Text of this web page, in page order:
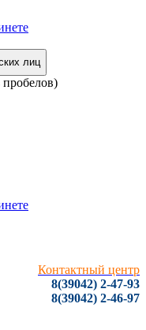
лиц
Контактный центр
8(39042) 2-47-93
8(39042) 2-46-97